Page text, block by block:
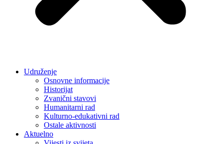
Udruženje
Osnovne informacije
Historijat
Zvanični stavovi
Humanitarni rad
Kulturno-edukativni rad
Ostale aktivnosti
Aktuelno